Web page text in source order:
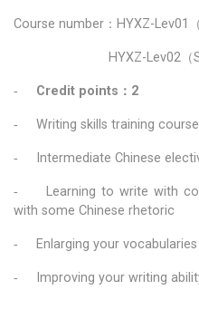
Course number：HYXZ-Lev01
HYXZ-Lev02（
- Credit points：2
- Writing skills training course
- Intermediate Chinese
-
Learning to write with
with some Chinese rhetoric
- Enlarging your vocabularies
- Improving your writing